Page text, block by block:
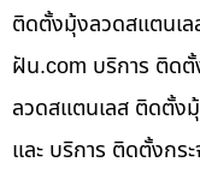
ติดตั้งมุ้งลวดสแตนเล
ฝัน.com บริการ ติด
ลวดสแตนเลส ติดตั้ง
และ บริการ ติดตั้งกร